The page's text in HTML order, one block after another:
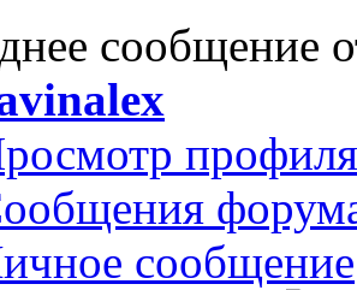
сообщение
профиля
сообщение